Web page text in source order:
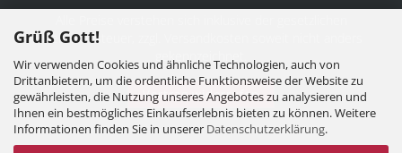
Grüß Gott!
Wir verwenden Cookies und ähnliche Technologien, auch von
Drittanbietern, um die ordentliche Funktionsweise der Website zu
gewährleisten, die Nutzung unseres Angebotes zu analysieren und
Ihnen ein bestmögliches Einkaufserlebnis bieten zu können. Weitere
Informationen finden Sie in unserer Datenschutzerklärung.
Mehrwertsteuer, zzgl.
gekennzeichnet.
Vertrag widerrufen